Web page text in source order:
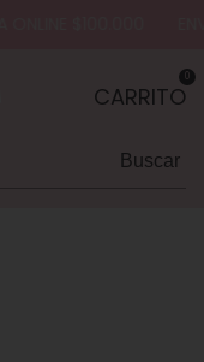
CARRITO
0
Buscar